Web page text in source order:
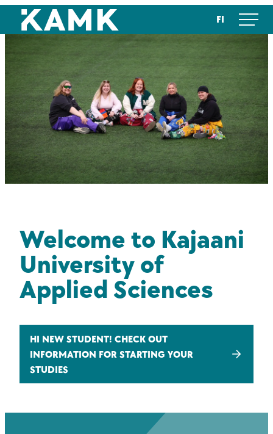
SkipKajaanin ammattikorkeakoulu FI
Welcome to Kajaani
University of
Applied Sciences
HI NEW STUDENT! CHECK OUT
INFORMATION FOR STARTING YOUR
STUDIES